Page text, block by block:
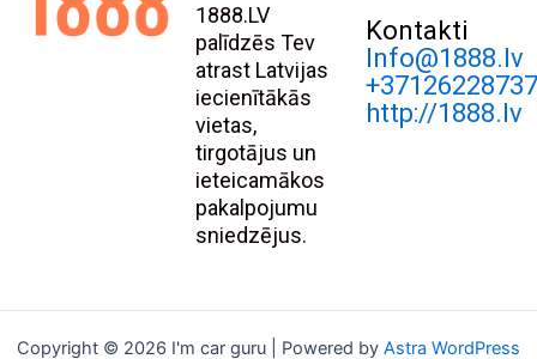
1888.LV
palīdzēs Tev
atrast Latvijas
iecienītākās
vietas,
tirgotājus un
ieteicamākos
pakalpojumu
sniedzējus.
Kontakti
Info@1888.lv
http://1888.lv
Copyright © 2026 I'm car guru | Powered by Astra WordPress